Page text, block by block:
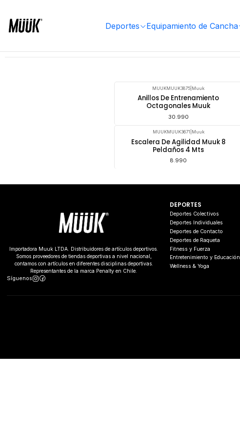
Deportes Equipamiento de Cancha
MUUKMUUK3875 Muuk
Anillos De Entrenamiento
Octagonales Muuk
30.990
MUUKMUUK3671 Muuk
Escalera De Agilidad Muuk 8
Peldaños 4 Mts
8.990
Importadora Muuk LTDA. Distribuidores de artículos deportivos.
Somos proveedores de tiendas deportivas a nivel nacional,
contamos con artículos en diferentes disciplinas deportivas.
Representantes de la marca Penalty en Chile.
Síguenos
DEPORTES
Deportes Colectivos
Deportes Individuales
Deportes de Contacto
Deportes de Raqueta
Fitness y Fuerza
Entretenimiento y Educación
Wellness & Yoga